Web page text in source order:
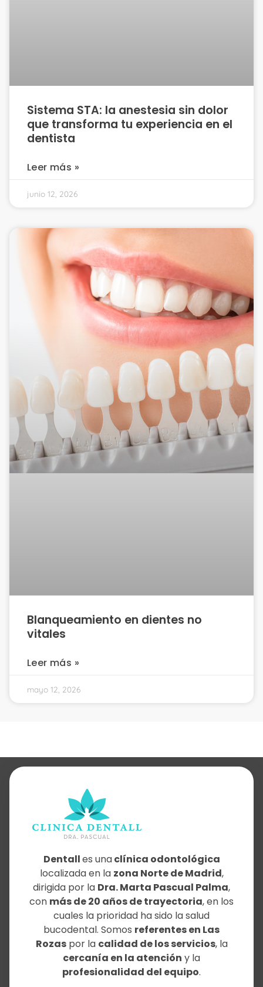
Sistema STA: la anestesia sin dolor
que transforma tu experiencia en el
dentista
Leer más »
junio 12, 2026
Blanqueamiento en dientes no
vitales
Leer más »
mayo 12, 2026
Dentalles unaclínica odontológica
localizada en la zona Norte de Madrid,
dirigida por la Dra. Marta Pascual Palma,
con más de 20 años de trayectoria, en los
cuales la prioridad ha sido la salud
bucodental. Somos referentes en Las
Rozaspor la calidad de los servicios, la
cercanía en la atención y la
profesionalidad del equipo.